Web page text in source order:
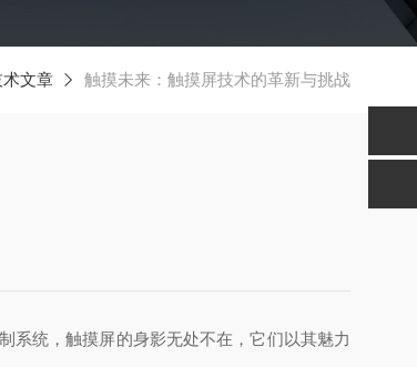
术文章 触摸未来：触摸屏技术的革新与挑战
统，触摸屏的身影无处不在，它们以其魅力